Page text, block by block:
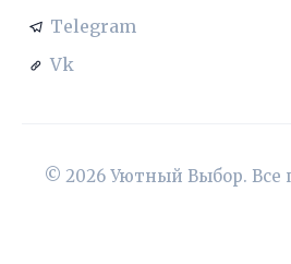
Telegram
Vk
© 2026 Уютный Выбор. Все